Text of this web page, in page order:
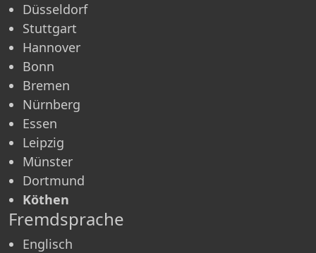
Düsseldorf
Stuttgart
Hannover
Bonn
Bremen
Nürnberg
Essen
Leipzig
Münster
Dortmund
Köthen
Fremdsprache
Englisch